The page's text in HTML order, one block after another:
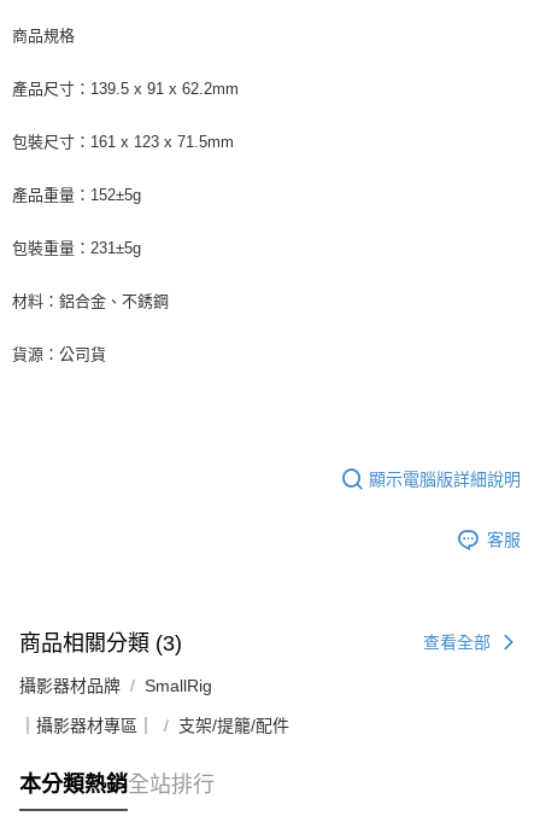
商品規格
產品尺寸：139.5 x 91 x 62.2mm
包裝尺寸：161 x 123 x 71.5mm
產品重量：152±5g
包裝重量：231±5g
材料：鋁合金、不銹鋼
貨源：公司貨
顯示電腦版詳細說明
客服
商品相關分類 (3) 查看全部
攝影器材品牌 SmallRig
｜攝影器材專區｜ 支架/提籠/配件
本分類熱銷全站排行